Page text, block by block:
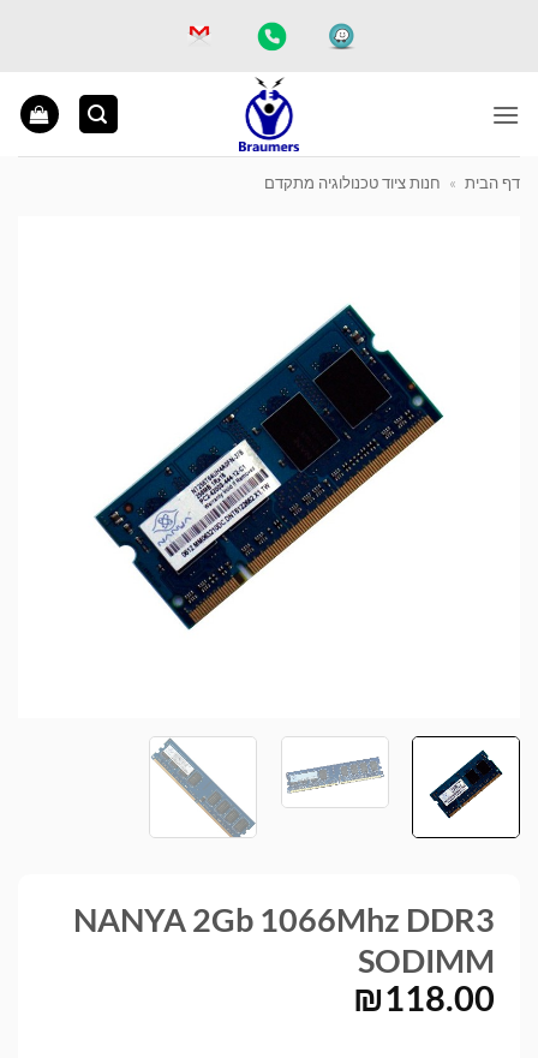
דף הבית » חנות ציוד טכנולוגיה מתקדם
NANYA 2Gb 1066Mhz DDR3
SODIMM
₪118.00